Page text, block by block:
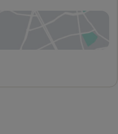
w nowej karcie